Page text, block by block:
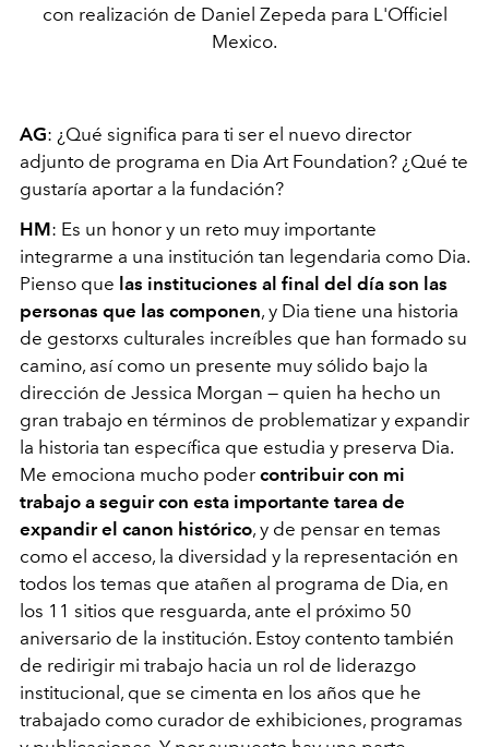
con realización de Daniel Zepeda para L'Officiel
Mexico.
AG: ¿Qué significa para ti ser el nuevo director
adjunto de programa en Dia Art Foundation? ¿Qué te
gustaría aportar a la fundación?
HM: Es un honor y un reto muy importante
integrarme a una institución tan legendaria como Dia.
Pienso que las instituciones al final del día son las
personas que las componen, y Dia tiene una historia
de gestorxs culturales increíbles que han formado su
camino, así como un presente muy sólido bajo la
dirección de Jessica Morgan — quien ha hecho un
gran trabajo en términos de problematizar y expandir
la historia tan específica que estudia y preserva Dia.
Me emociona mucho poder contribuir con mi
trabajo a seguir con esta importante tarea de
expandir el canon histórico, y de pensar en temas
como el acceso, la diversidad y la representación en
todos los temas que atañen al programa de Dia, en
los 11 sitios que resguarda, ante el próximo 50
aniversario de la institución. Estoy contento también
de redirigir mi trabajo hacia un rol de liderazgo
institucional, que se cimenta en los años que he
trabajado como curador de exhibiciones, programas